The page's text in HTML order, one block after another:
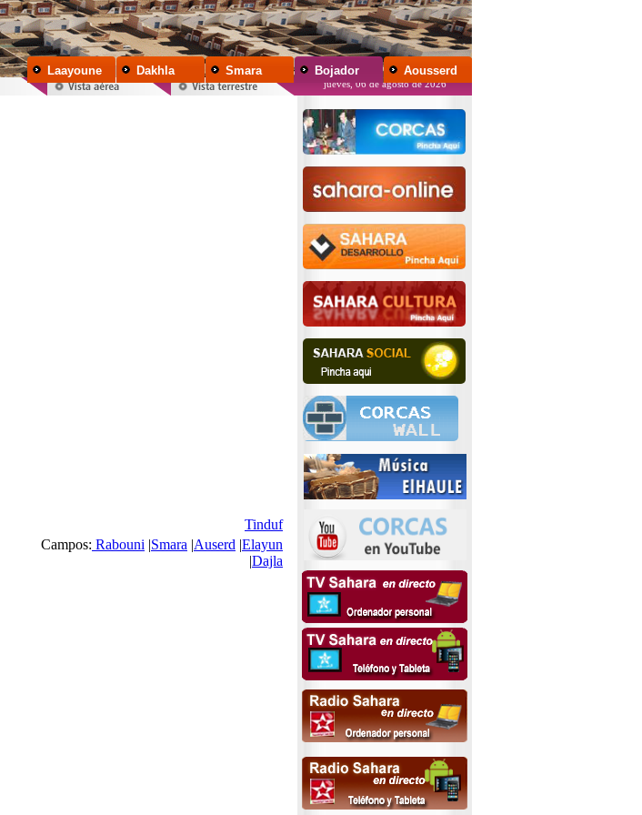
Laayoune Dakhla Smara Bojador Aousserd
jueves, 06 de agosto de 2026